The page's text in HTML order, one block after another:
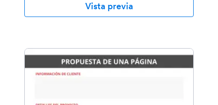
Vista previa